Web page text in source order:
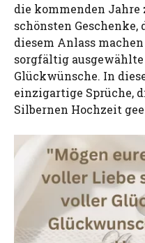
die kommenden Jahre
schönsten Geschenke,
diesem Anlass
sorgfältig ausgewählte
Glückwünsche. In
einzigartige Sprüche,
Silbernen Hochzeit